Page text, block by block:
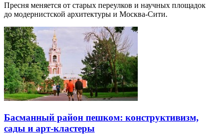
Пресня меняется от старых переулков и научных площадок
до модернистской архитектуры и Москва-Сити.
Басманный район пешком: конструктивизм,
сады и арт-кластеры